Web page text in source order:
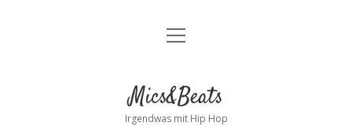
Kontakt
facebookinstagram
bandcamp
spotify
Menü
Mics&Beats
Irgendwas mit Hip Hop